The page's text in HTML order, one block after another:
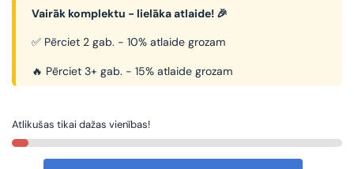
Vairāk komplektu - lielāka atlaide! 🎉
✅ Pērciet 2 gab. - 10% atlaide grozam
🔥 Pērciet 3+ gab. - 15% atlaide grozam
Atlikušas tikai dažas vienības!